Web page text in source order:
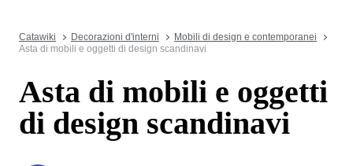
Catawiki Decorazioni d'interni
Mobili di design e contemporanei
Asta di mobili e oggetti di design scandinavi
Asta di mobili e oggetti
di design scandinavi